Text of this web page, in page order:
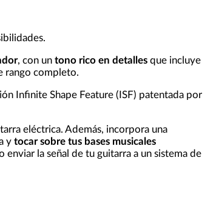
, con un tono rico en detallesque incluye
rango completo.
Infinite Shape Feature (ISF) patentada por
eléctrica. Además, incorpora una
y tocar sobre tus bases musicales
enviar la señal de tu guitarra a un sistema de